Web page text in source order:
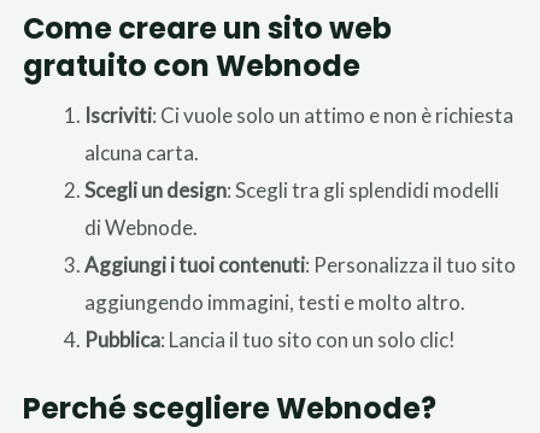
Come creare un sito web
gratuito con Webnode
Iscriviti: Ci vuole solo un attimo e non è richiesta
alcuna carta.
Scegli un design: Scegli tra gli splendidi modelli
di Webnode.
Aggiungi i tuoi contenuti: Personalizza il tuo sito
aggiungendo immagini, testi e molto altro.
Pubblica: Lancia il tuo sito con un solo clic!
Perché scegliere Webnode?